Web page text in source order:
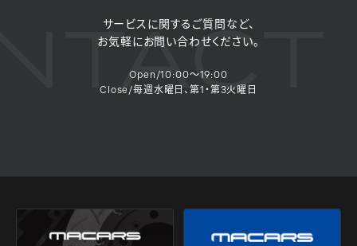
サービスに関するご質問など、
お気軽にお問い合わせください。
Open/10:00～19:00
Close/毎週水曜日、第1・第3火曜日